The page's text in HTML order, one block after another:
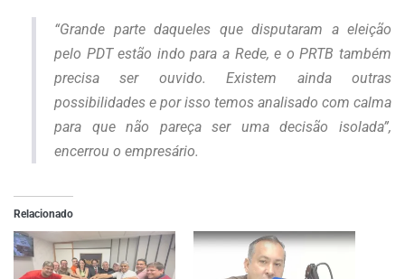
“Grande parte daqueles que disputaram a eleição
pelo PDT estão indo para a Rede, e o PRTB também
precisa ser ouvido. Existem ainda outras
possibilidades e por isso temos analisado com calma
para que não pareça ser uma decisão isolada”,
encerrou o empresário.
Relacionado